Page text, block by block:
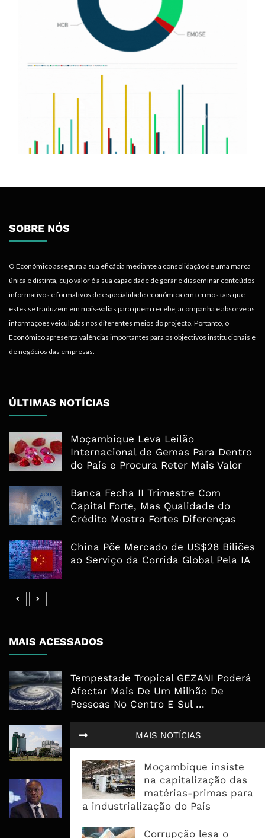
MAIS NOTÍCIAS
Moçambique insiste
na capitalização das
matérias-primas para
a industrialização do País
Corrupção lesa o
SOBRE NÓS
O Económico assegura a sua eficácia mediante a consolidação de uma marca
única e distinta, cujo valor é a sua capacidade de gerar e disseminar conteúdos
informativos e formativos de especialidade económica em termos tais que
estes se traduzem em mais-valias para quem recebe, acompanha e absorve as
informações veiculadas nos diferentes meios do projecto. Portanto, o
Económico apresenta valências importantes para os objectivos institucionais e
de negócios das empresas.
ÚLTIMAS NOTÍCIAS
Moçambique Leva Leilão
Internacional de Gemas Para Dentro
do País e Procura Reter Mais Valor
Banca Fecha II Trimestre Com
Capital Forte, Mas Qualidade do
Crédito Mostra Fortes Diferenças
China Põe Mercado de US$28 Biliões
ao Serviço da Corrida Global Pela IA
MAIS ACESSADOS
Tempestade Tropical GEZANI Poderá
Afectar Mais De Um Milhão De
Pessoas No Centro E Sul ...
Governo admite nova operadora
operações
CEO do Standard Bank pede ao
Governo que “saia do caminho” e
facilite os negócios